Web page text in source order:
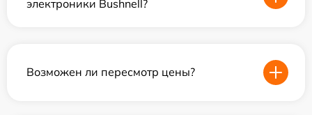
электроники Bushnell?
Возможен ли пересмотр цены?